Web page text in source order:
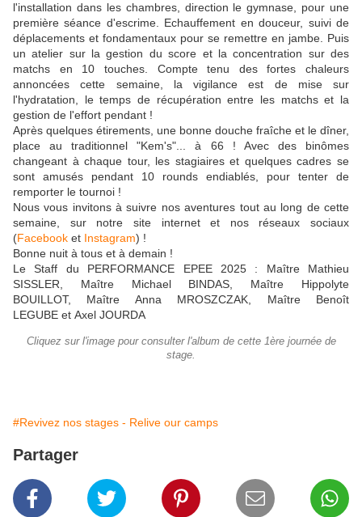
l'installation dans les chambres, direction le gymnase, pour une
première séance d'escrime. Echauffement en douceur, suivi de
déplacements et fondamentaux pour se remettre en jambe. Puis
un atelier sur la gestion du score et la concentration sur des
matchs en 10 touches. Compte tenu des fortes chaleurs
annoncées cette semaine, la vigilance est de mise sur
l'hydratation, le temps de récupération entre les matchs et la
gestion de l'effort pendant !
Après quelques étirements, une bonne douche fraîche et le dîner,
place au traditionnel "Kem's"... à 66 ! Avec des binômes
changeant à chaque tour, les stagiaires et quelques cadres se
sont amusés pendant 10 rounds endiablés, pour tenter de
remporter le tournoi !
Nous vous invitons à suivre nos aventures tout au long de cette
semaine, sur notre site internet et nos réseaux sociaux
(Facebook et Instagram) !
Bonne nuit à tous et à demain !
Le Staff du PERFORMANCE EPEE 2025 : Maître Mathieu
SISSLER, Maître Michael BINDAS, Maître Hippolyte
BOUILLOT, Maître Anna MROSZCZAK, Maître Benoît
LEGUBE et Axel JOURDA
Cliquez sur l'image pour consulter l'album de cette 1ère journée de
stage.
#Revivez nos stages - Relive our camps
Partager